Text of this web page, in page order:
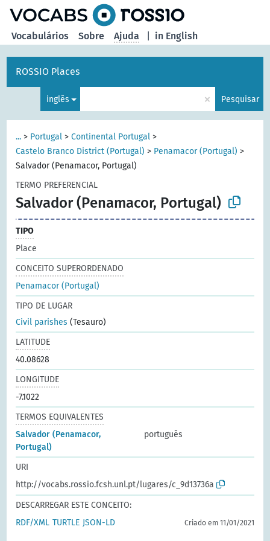
in English
Vocabulários Sobre Ajuda
ROSSIO Places
inglês × Pesquisar
... > Portugal >Continental Portugal >
Castelo Branco District (Portugal) > Penamacor (Portugal) >
Salvador (Penamacor, Portugal)
TERMO PREFERENCIAL
Salvador (Penamacor, Portugal)
TIPO
Place
CONCEITO SUPERORDENADO
Penamacor (Portugal)
TIPO DE LUGAR
Civil parishes (Tesauro)
LATITUDE
40.08628
LONGITUDE
-7.1022
TERMOS EQUIVALENTES
Salvador (Penamacor,
Portugal)
português
URI
http://vocabs.rossio.fcsh.unl.pt/lugares/c_9d13736a
DESCARREGAR ESTE CONCEITO:
RDF/XML TURTLE JSON-LD Criado em 11/01/2021